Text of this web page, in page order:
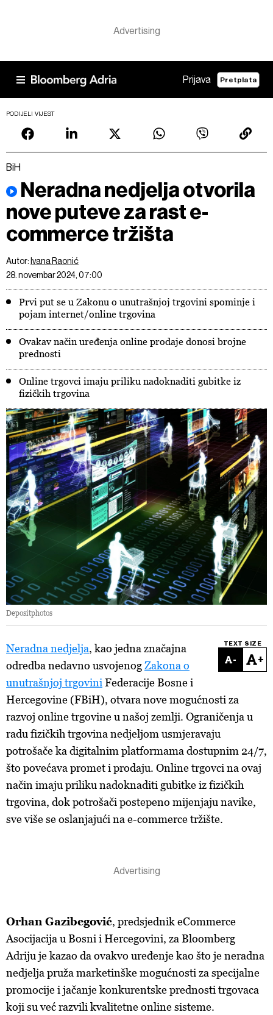
Prijava Pretplata
PODIJELI VIJEST
BiH
Neradna nedjelja otvorila
nove puteve za rast e-
commerce tržišta
Autor: Ivana Raonić
28. novembar 2024, 07:00
Prvi put se u Zakonu o unutrašnjoj trgovini spominje i
pojam internet/online trgovina
Ovakav način uređenja online prodaje donosi brojne
prednosti
Online trgovci imaju priliku nadoknaditi gubitke iz
fizičkih trgovina
Depositphotos
TEXT SIZE
- +
Neradna nedjelja, kao jedna značajna
odredba nedavno usvojenogZakona o
unutrašnjoj trgovini Federacije Bosne i
Hercegovine (FBiH), otvara nove mogućnosti za
razvoj online trgovine u našoj zemlji. Ograničenja u
radu fizičkih trgovina nedjeljom usmjeravaju
potrošače ka digitalnim platformama dostupnim 24/7,
što povećava promet i prodaju. Online trgovci na ovaj
način imaju priliku nadoknaditi gubitke iz fizičkih
trgovina, dok potrošači postepeno mijenjaju navike,
sve više se oslanjajući na e-commerce tržište.
Orhan Gazibegović, predsjednik eCommerce
Asocijacija u Bosni i Hercegovini, za Bloomberg
Adriju je kazao da ovakvo uređenje kao što je neradna
nedjelja pruža marketinške mogućnosti za specijalne
promocije i jačanje konkurentske prednosti trgovaca
koji su već razvili kvalitetne online sisteme.